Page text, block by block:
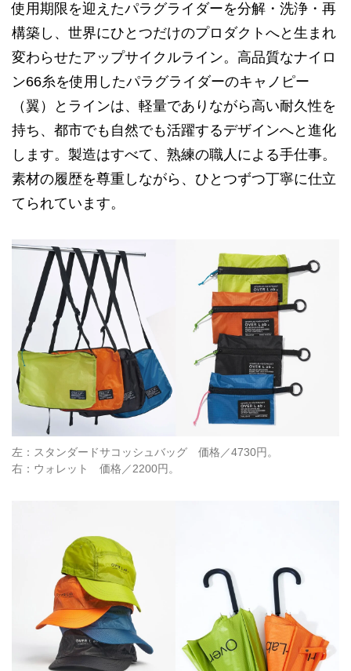
使用期限を迎えたパラグライダーを分解・洗浄・再
構築し、世界にひとつだけのプロダクトへと生まれ
変わらせたアップサイクルライン。高品質なナイロ
ン66糸を使用したパラグライダーのキャノピー
（翼）とラインは、軽量でありながら高い耐久性を
持ち、都市でも自然でも活躍するデザインへと進化
します。製造はすべて、熟練の職人による手仕事。
素材の履歴を尊重しながら、ひとつずつ丁寧に仕立
てられています。
左：スタンダードサコッシュバッグ 価格／4730円。
右：ウォレット 価格／2200円。